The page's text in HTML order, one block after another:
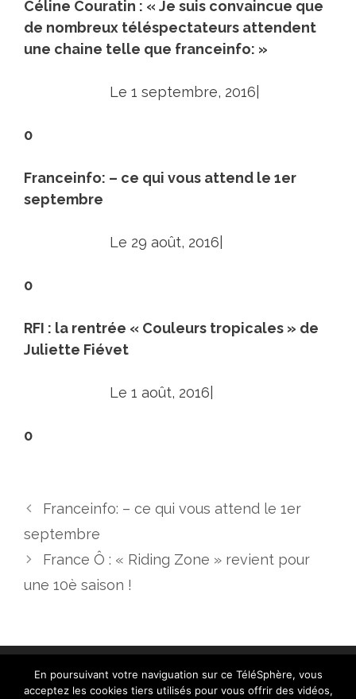
Céline Couratin : « Je suis convaincue que
de nombreux téléspectateurs attendent
une chaine telle que franceinfo: »
Le 1 septembre, 2016|
0
Franceinfo: – ce qui vous attend le 1er
septembre
Le 29 août, 2016|
0
RFI : la rentrée « Couleurs tropicales » de
Juliette Fiévet
Le 1 août, 2016|
0
Franceinfo: – ce qui vous attend le 1er
septembre
France Ô : « Riding Zone » revient pour
une 10è saison !
En poursuivant votre naviguation sur ce TéléSphère, vous
acceptez les cookies tiers utilisés pour vous offrir des vidéos,